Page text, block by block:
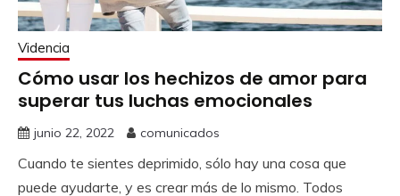
Videncia
Cómo usar los hechizos de amor para
superar tus luchas emocionales
junio 22, 2022 comunicados
Cuando te sientes deprimido, sólo hay una cosa que
puede ayudarte, y es crear más de lo mismo. Todos